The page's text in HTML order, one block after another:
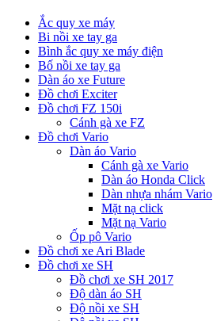
Ắc quy xe máy
Bi nồi xe tay ga
Bình ắc quy xe máy điện
Bố nồi xe tay ga
Dàn áo xe Future
Đồ chơi Exciter
Đồ chơi FZ 150i
Cánh gà xe FZ
Đồ chơi Vario
Dàn áo Vario
Cánh gà xe Vario
Dàn áo Honda Click
Dàn nhựa nhám Vario
Mặt nạ click
Mặt nạ Vario
Ốp pô Vario
Đồ chơi xe Ari Blade
Đồ chơi xe SH
Đồ chơi xe SH 2017
Độ dàn áo SH
Độ nồi xe SH